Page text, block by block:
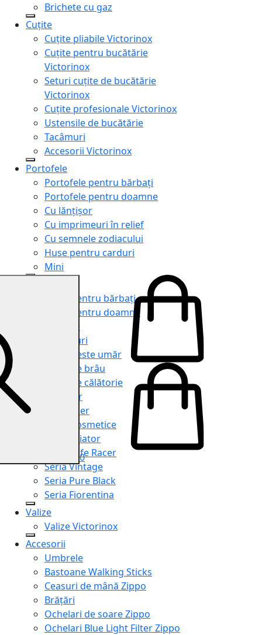
Brichete cu gaz
Cuțite
Cuțite pliabile Victorinox
Cuțite pentru bucătărie
Victorinox
Seturi cuțite de bucătărie
Victorinox
Cuțite profesionale Victorinox
Ustensile de bucătărie
Tacâmuri
Accesorii Victorinox
Portofele
Portofele pentru bărbați
Portofele pentru doamne
Cu lănțișor
Cu imprimeuri în relief
Cu semnele zodiacului
Huse pentru carduri
Mini
Genți pentru bărbați
Genți pentru doamne
Serviete
Rucsacuri
Genți peste umăr
Genți de brâu
Genți de călătorie
Shopper
Organiser
Truse cosmetice
Seria Aviator
Seria Cafe Racer
Seria Vintage
Seria Pure Black
Seria Fiorentina
Valize
Valize Victorinox
Accesorii
Umbrele
Bastoane Walking Sticks
Ceasuri de mână Zippo
Brățări
Ochelari de soare Zippo
Ochelari Blue Light Filter Zippo
0